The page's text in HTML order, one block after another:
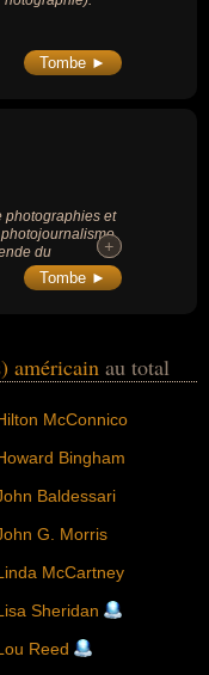
Tombe ►
photographies et
du
Il est connu
de son ami
co-
durant de
+
+
Tombe ►
américain au total
McConnico
Bingham
Baldessari
G. Morris
McCartney
Sheridan
Reed